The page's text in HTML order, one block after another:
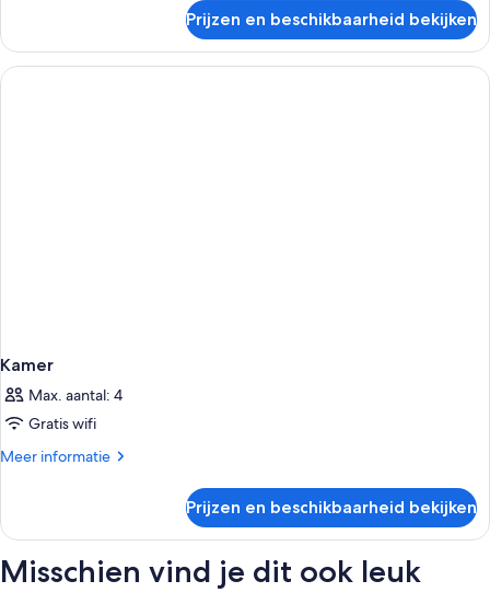
Prijzen en beschikbaarheid bekijken
Kamer
Max. aantal: 4
Gratis wifi
Meer informatie
Meer
Prijzen en beschikbaarheid bekijken
Misschien vind je dit ook leuk